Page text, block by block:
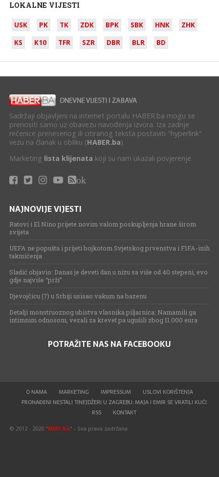
LOKALNE VIJESTI
USK PK TK ZDK BPK SBK HNK
ZHK
KS
K10 TFR SZR DBR BLR BD
Sadržaji objavljeni na internet portalu HABER.ba mogu se
prenositi samo uz obavezu navođenja izvora. Iza zadnje
rečenice prenesenog ili citiranog teksta postaviti "hyperlink"
vezu na članak u obliku (HABER.ba).
Marketing lista klijenata koji su nam ukazali povjerenje.
ok
NAJNOVIJE VIJESTI
Ratovi i El Nino prijete novim valom poskupljenja hrane širom
svijeta
UEFA ne popušta i prijeti bojkotom Svjetskog prvenstva i FIFA-inih
takmičenja
Sladić objavio: Danas je deveti dan u nizu sa više od 40 stepeni, evo
gdje najviše “prži”
Djevojčicu (7) u Srbiji usisao vakum na bazenu
Detalji monstruoznog ubistva vlasnika piljarnica: Namamili ga
intimnim odnosom, vezali za krevet pa ugušili zbog 11.000 eura
POTRAŽITE NAS NA FACEBOOKU
O NAMA MARKETING IMPRESSUM
USLOVI KORIŠTENJA
PRONAĐENI NESTALI TINEJDŽERI U ZAGREBU: MAJA I EMIR SE VRATILI KUĆI
RSS
KONTAKT
© 2012 - 2020 "NMS.ba" - Sva prava zadržana.